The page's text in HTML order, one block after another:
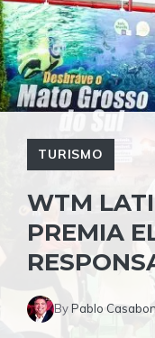
TURISMO
WTM
PREMIA
ByPablo